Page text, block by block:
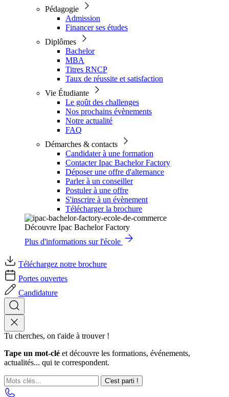
Pédagogie
Admission
Financer ses études
Diplômes
Bachelor
MBA
Titres RNCP
Taux de réussite et satisfaction
Vie Étudiante
Le goût des challenges
Nos prochains évènements
Notre actualité
FAQ
Démarches & contacts
Candidater à une formation
Contacter Ipac Bachelor Factory
Déposer une offre d'alternance
Parler à un conseiller
Postuler à une offre
S'inscrire à un évènement
Télécharger la brochure
Découvre Ipac Bachelor Factory
Plus d'informations sur l'école
Téléchargez notre brochure
Portes ouvertes
Candidature
Tu cherches, on t'aide à trouver !
Tape un mot-clé et découvre les formations, événements,
actualités... qui te correspondent.
C'est parti !